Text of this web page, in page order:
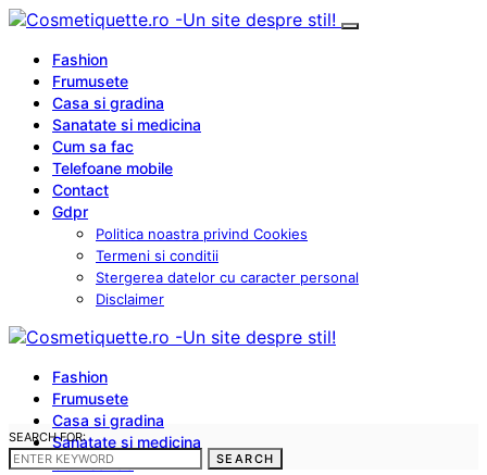
Fashion
Frumusete
Casa si gradina
Sanatate si medicina
Cum sa fac
Telefoane mobile
Contact
Gdpr
Politica noastra privind Cookies
Termeni si conditii
Stergerea datelor cu caracter personal
Disclaimer
Fashion
Frumusete
Casa si gradina
Sanatate si medicina
Cum sa fac
SEARCH FOR:
SEARCH